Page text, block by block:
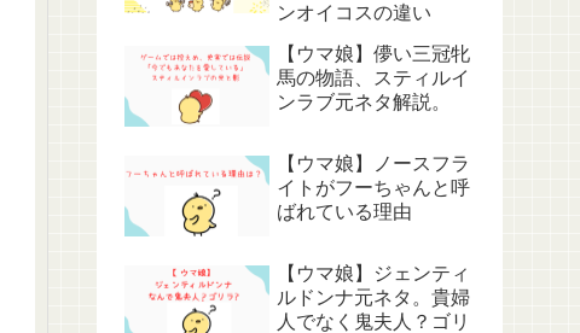
ンオイコスの違い
【ウマ娘】儚い三冠牝
馬の物語、スティルイ
ンラブ元ネタ解説。
【ウマ娘】ノースフラ
イトがフーちゃんと呼
ばれている理由
【ウマ娘】ジェンティ
ルドンナ元ネタ。貴婦
人でなく鬼夫人？ゴリ